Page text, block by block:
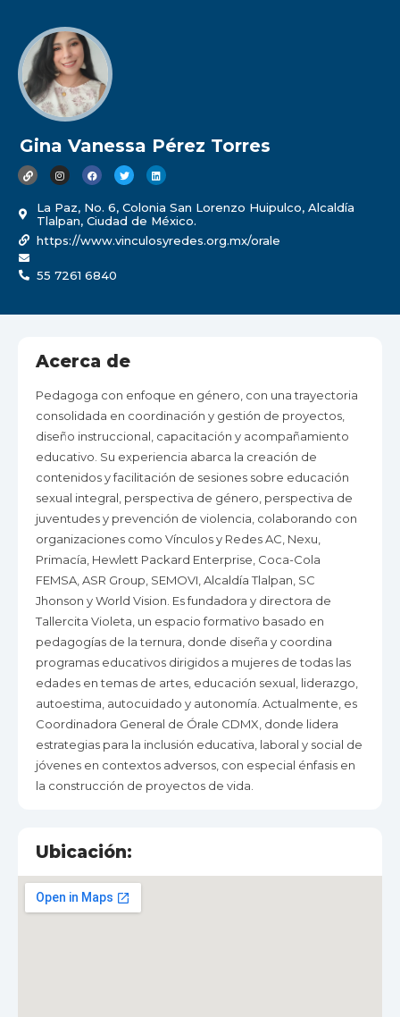
Gina Vanessa Pérez Torres
La Paz, No. 6, Colonia San Lorenzo Huipulco, Alcaldía
Tlalpan, Ciudad de México.
https://www.vinculosyredes.org.mx/orale
55 7261 6840
Acerca de
Pedagoga con enfoque en género, con una trayectoria
consolidada en coordinación y gestión de proyectos,
diseño instruccional, capacitación y acompañamiento
educativo. Su experiencia abarca la creación de
contenidos y facilitación de sesiones sobre educación
sexual integral, perspectiva de género, perspectiva de
juventudes y prevención de violencia, colaborando con
organizaciones como Vínculos y Redes AC, Nexu,
Primacía, Hewlett Packard Enterprise, Coca-Cola
FEMSA, ASR Group, SEMOVI, Alcaldía Tlalpan, SC
Jhonson y World Vision. Es fundadora y directora de
Tallercita Violeta, un espacio formativo basado en
pedagogías de la ternura, donde diseña y coordina
programas educativos dirigidos a mujeres de todas las
edades en temas de artes, educación sexual, liderazgo,
autoestima, autocuidado y autonomía. Actualmente, es
Coordinadora General de Órale CDMX, donde lidera
estrategias para la inclusión educativa, laboral y social de
jóvenes en contextos adversos, con especial énfasis en
la construcción de proyectos de vida.
Ubicación: